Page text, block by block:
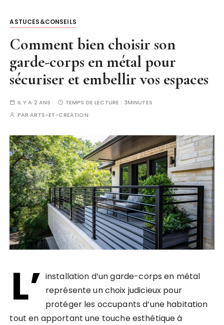
ASTUCES&CONSEILS
Comment bien choisir son
garde-corps en métal pour
sécuriser et embellir vos espaces
IL Y A 2 ANS TEMPS DE LECTURE : 3MINUTES
PARARTS-ET-CREATION
L’ installation d’un garde-corps en métal
représente un choix judicieux pour
protéger les occupants d’une habitation
tout en apportant une touche esthétique à